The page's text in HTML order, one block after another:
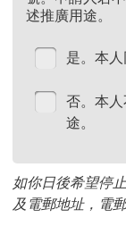
述推廣用途。
是。本
否。本
途。
如你日後希望停
及電郵地址，電